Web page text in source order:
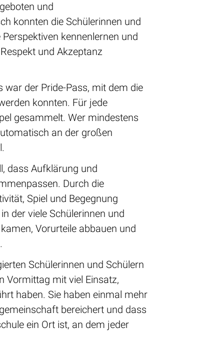
und
konnten die Schülerinnen und
kennenlernen und
und Akzeptanz
war der Pride-Pass, mit dem die
konnten. Für jede
gesammelt. Wer mindestens
an der großen
dass Aufklärung und
Durch die
Spiel und Begegnung
der viele Schülerinnen und
Vorurteile abbauen und
Schülerinnen und Schülern
Vormittag mit viel Einsatz,
haben. Sie haben einmal mehr
bereichert und dass
ein Ort ist, an dem jeder